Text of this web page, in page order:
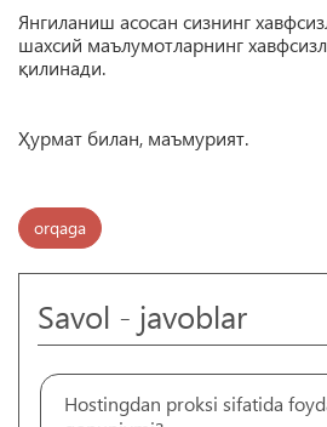
Янгиланиш асосан сизнинг
шахсий маълумотларнинг
қилинади.
Ҳурмат билан, маъмурият.
orqaga
Savol - javoblar
Hostingdan proksi sifatida